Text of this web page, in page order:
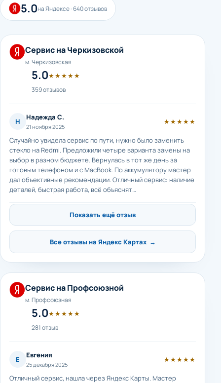
5.0на Яндексе · 640 отзывов
Сервис на Черкизовской
м. Черкизовская
5.0★★★★★
359 отзывов
Н Надежда С.
21 ноября 2025
★★★★★
Случайно увидела сервис по пути, нужно было заменить
стекло на Redmi. Предложили четыре варианта замены на
выбор в разном бюджете. Вернулась в тот же день за
готовым телефоном и с MacBook. По аккумулятору мастер
дал объективные рекомендации. Отличный сервис: наличие
деталей, быстрая работа, всё объяснят…
Показать ещё отзыв
Все отзывы на Яндекс Картах →
Сервис на Профсоюзной
м. Профсоюзная
5.0★★★★★
281 отзыв
Е Евгения
25 декабря 2025
★★★★★
Отличный сервис, нашла через Яндекс Карты. Мастер